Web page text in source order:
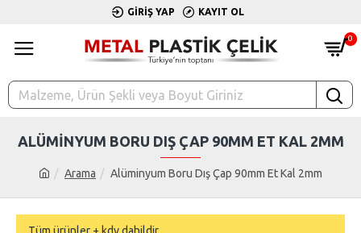
GIRIŞ YAP KAYIT OL
0
Arama Alüminyum Boru Dış Çap 90mm Et Kal 2mm
ALÜMINYUM BORU DIŞ ÇAP 90MM ET KAL 2MM